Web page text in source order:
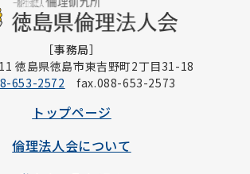
［事務局］
徳島県徳島市東吉野町2丁目31-18
653-2572 fax.088-653-2573
トップページ
倫理法人会について